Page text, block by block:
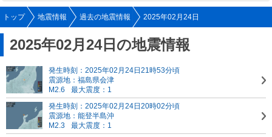
トップ 地震情報 過去の地震情報 2025年02月24日
2025年02月24日の地震情報
発生時刻：2025年02月24日21時53分頃
震源地：福島県会津
M2.6
最大震度：1
発生時刻：2025年02月24日20時02分頃
震源地：能登半島沖
M2.3
最大震度：1